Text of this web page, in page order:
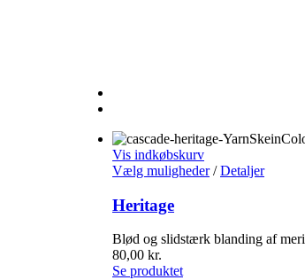
Vis indkøbskurv
Vælg muligheder/ Detaljer
Heritage
Blød og slidstærk blanding af
80,00 kr.
Se produktet